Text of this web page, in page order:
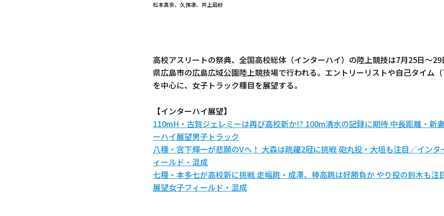
松本真奈、久保凛、井上凪紗
高校アスリートの祭典、全国高校総体（インターハイ）の陸上競技は7月25日～
県広島市の広島広域公園陸上競技場で行われる。エントリーリストや自己タイム（
を中心に、女子トラック種目を展望する。
【インターハイ展望】
110mH・古賀ジェレミーは再び高校新か!? 100m清水の記録に期待 中長距離・新
ーハイ展望男子トラック
八種・宮下輝一が悲願のVへ！ 大森は跳躍2冠に挑戦 砲丸投・大垣も注目／インタ
ィールド・混成
七種・本多七が高校新に挑戦 走幅跳・成澤、棒高跳は好勝負か やり投の鈴木も注
展望女子フィールド・混成